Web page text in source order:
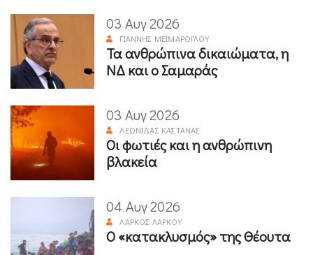
03 Αυγ 2026
ΓΙΆΝΝΗΣ ΜΕΪΜΆΡΟΓΛΟΥ
Τα ανθρώπινα δικαιώματα, η
ΝΔ και ο Σαμαράς
03 Αυγ 2026
ΛΕΩΝΊΔΑΣ ΚΑΣΤΑΝΆΣ
Οι φωτιές και η ανθρώπινη
βλακεία
04 Αυγ 2026
ΛΆΡΚΟΣ ΛΆΡΚΟΥ
Ο «κατακλυσμός» της Θέουτα